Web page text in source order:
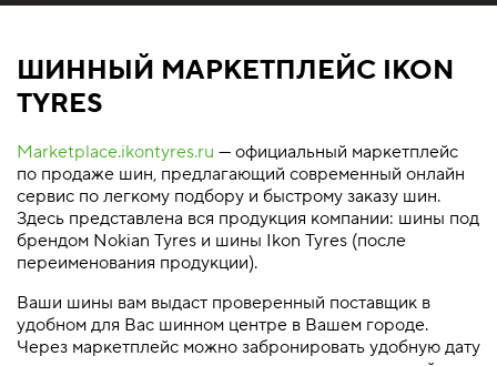
ШИННЫЙ МАРКЕТПЛЕЙС IKON
TYRES
Marketplace.ikontyres.ru — официальный маркетплейс
по продаже шин, предлагающий современный онлайн
сервис по легкому подбору и быстрому заказу шин.
Здесь представлена вся продукция компании: шины под
брендом Nokian Tyres и шины Ikon Tyres (после
переименования продукции).
Ваши шины вам выдаст проверенный поставщик в
удобном для Вас шинном центре в Вашем городе.
Через маркетплейс можно забронировать удобную дату